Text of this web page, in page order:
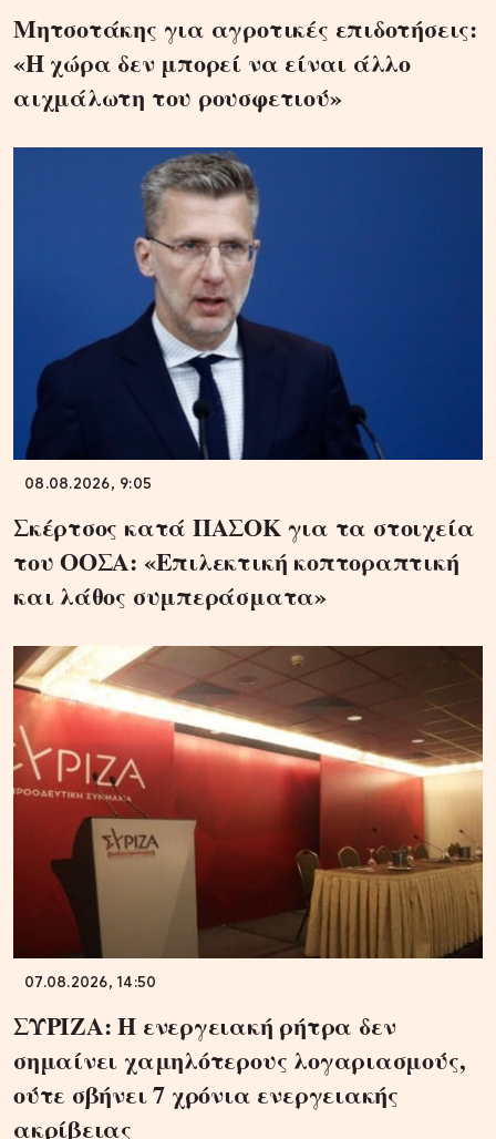
Μητσοτάκης για αγροτικές επιδοτήσεις:
«Η χώρα δεν μπορεί να είναι άλλο
αιχμάλωτη του ρουσφετιού»
08.08.2026, 9:05
Σκέρτσος κατά ΠΑΣΟΚ για τα στοιχεία
του ΟΟΣΑ: «Επιλεκτική κοπτοραπτική
και λάθος συμπεράσματα»
07.08.2026, 14:50
ΣΥΡΙΖΑ: Η ενεργειακή ρήτρα δεν
σημαίνει χαμηλότερους λογαριασμούς,
ούτε σβήνει 7 χρόνια ενεργειακής
ακρίβειας